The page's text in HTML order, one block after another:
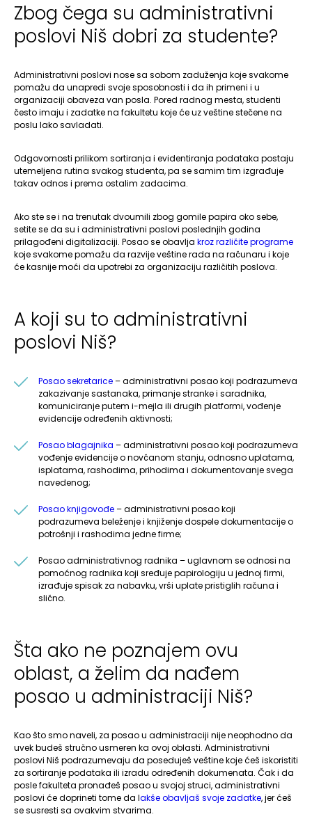
Zbog čega su administrativni
poslovi Niš dobri za studente?
Administrativni poslovi nose sa sobom zaduženja koje svakome
pomažu da unapredi svoje sposobnosti i da ih primeni i u
organizaciji obaveza van posla. Pored radnog mesta, studenti
često imaju i zadatke na fakultetu koje će uz veštine stečene na
poslu lako savladati.
Odgovornosti prilikom sortiranja i evidentiranja podataka postaju
utemeljena rutina svakog studenta, pa se samim tim izgrađuje
takav odnos i prema ostalim zadacima.
Ako ste se i na trenutak dvoumili zbog gomile papira oko sebe,
setite se da su i administrativni poslovi poslednjih godina
prilagođeni digitalizaciji. Posao se obavlja kroz različite programe
koje svakome pomažu da razvije veštine rada na računaru i koje
će kasnije moći da upotrebi za organizaciju različitih poslova.
A koji su to administrativni
poslovi Niš?
Posao sekretarice– administrativni posao koji podrazumeva
zakazivanje sastanaka, primanje stranke i saradnika,
komuniciranje putem i-mejla ili drugih platformi, vođenje
evidencije određenih aktivnosti;
Posao blagajnika – administrativni posao koji podrazumeva
vođenje evidencije o novčanom stanju, odnosno uplatama,
isplatama, rashodima, prihodima i dokumentovanje svega
navedenog;
Posao knjigovođe– administrativni posao koji
podrazumeva beleženje i knjiženje dospele dokumentacije o
potrošnji i rashodima jedne firme;
Posao administrativnog radnika – uglavnom se odnosi na
pomoćnog radnika koji sređuje papirologiju u jednoj firmi,
izrađuje spisak za nabavku, vrši uplate pristiglih računa i
slično.
Šta ako ne poznajem ovu
oblast, a želim da nađem
posao u administraciji Niš?
Kao što smo naveli, za posao u administraciji nije neophodno da
uvek budeš stručno usmeren ka ovoj oblasti. Administrativni
poslovi Niš podrazumevaju da poseduješ veštine koje ćeš iskoristiti
za sortiranje podataka ili izradu određenih dokumenata. Čak i da
posle fakulteta pronađeš posao u svojoj struci, administrativni
poslovi će doprineti tome da lakše obavljaš svoje zadatke, jer ćeš
se susresti sa ovakvim stvarima.